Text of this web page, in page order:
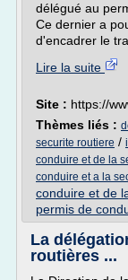
délégué au
Ce dernier a
d'encadrer le
Lire la suite
Site : https://
Thèmes liés :
securite routiere /
conduire et de la
conduire et a la
conduire et de
permis de
La
routières ...